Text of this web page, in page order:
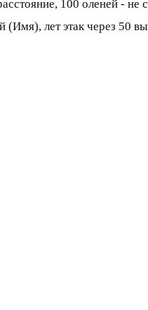
100 оленей - не
лет этак через 50